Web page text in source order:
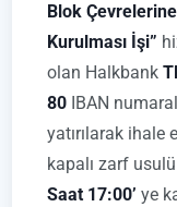
Blok
Kurulması İşi”
olan Halkbank
80 IBAN
yatırılarak ihale
kapalı zarf
Saat 17:00’ ye